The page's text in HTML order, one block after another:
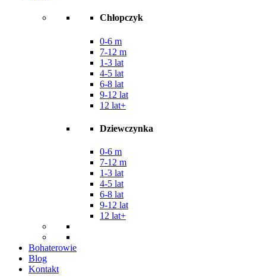
Chłopczyk
0-6 m
7-12 m
1-3 lat
4-5 lat
6-8 lat
9-12 lat
12 lat+
Dziewczynka
0-6 m
7-12 m
1-3 lat
4-5 lat
6-8 lat
9-12 lat
12 lat+
Bohaterowie
Blog
Kontakt